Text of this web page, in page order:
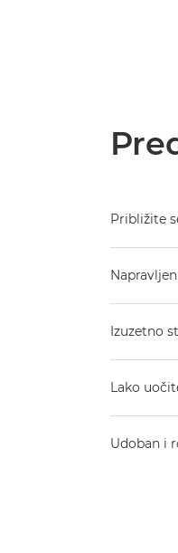
Približite
Izuzetno
Lako
Udoban i